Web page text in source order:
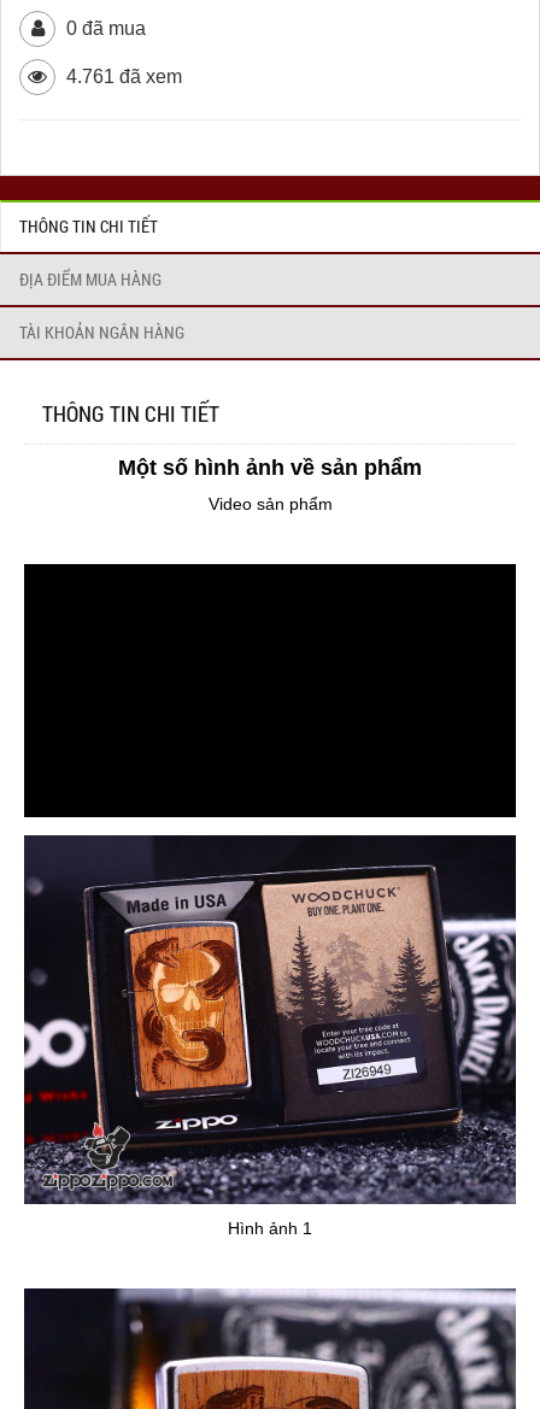
0 đã mua
4.761 đã xem
THÔNG TIN CHI TIẾT
ĐỊA ĐIỂM MUA HÀNG
TÀI KHOẢN NGÂN HÀNG
THÔNG TIN CHI TIẾT
Một số hình ảnh về sản phẩm
Video sản phẩm
Hình ảnh 1